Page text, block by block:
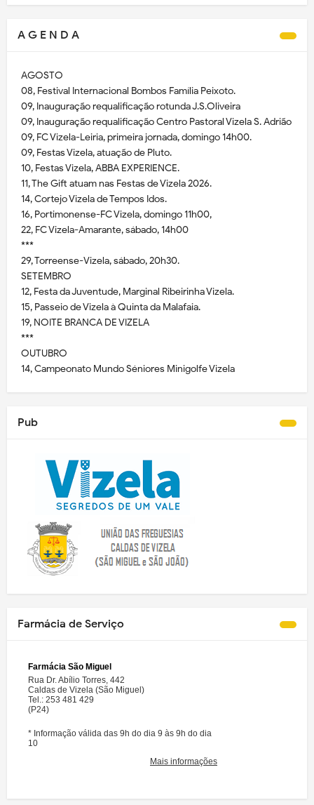
A G E N D A
AGOSTO
08, Festival Internacional Bombos Família Peixoto.
09, Inauguração requalificação rotunda J.S.Oliveira
09, Inauguração requalificação Centro Pastoral Vizela S. Adrião
09, FC Vizela-Leiria, primeira jornada, domingo 14h00.
09, Festas Vizela, atuação de Pluto.
10, Festas Vizela, ABBA EXPERIENCE.
11, The Gift atuam nas Festas de Vizela 2026.
14, Cortejo Vizela de Tempos Idos.
16, Portimonense-FC Vizela, domingo 11h00,
22, FC Vizela-Amarante, sábado, 14h00
***
29, Torreense-Vizela, sábado, 20h30.
SETEMBRO
12, Festa da Juventude, Marginal Ribeirinha Vizela.
15, Passeio de Vizela à Quinta da Malafaia.
19, NOITE BRANCA DE VIZELA
***
OUTUBRO
14, Campeonato Mundo Séniores Minigolfe Vizela
Pub
Farmácia de Serviço